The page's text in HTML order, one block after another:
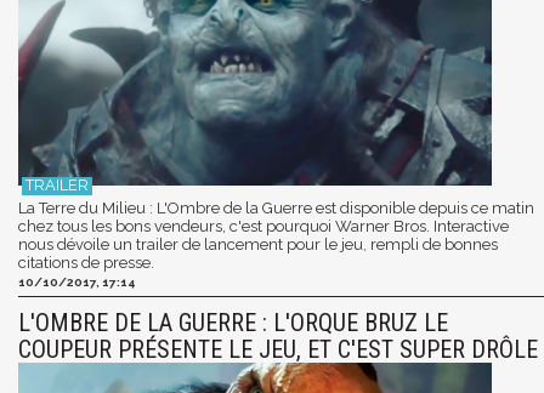
La Terre du Milieu : L'Ombre de la Guerre est disponible depuis ce matin
chez tous les bons vendeurs, c'est pourquoi Warner Bros. Interactive
nous dévoile un trailer de lancement pour le jeu, rempli de bonnes
citations de presse.
10/10/2017, 17:14
L'OMBRE DE LA GUERRE : L'ORQUE BRUZ LE
COUPEUR PRÉSENTE LE JEU, ET C'EST SUPER DRÔLE